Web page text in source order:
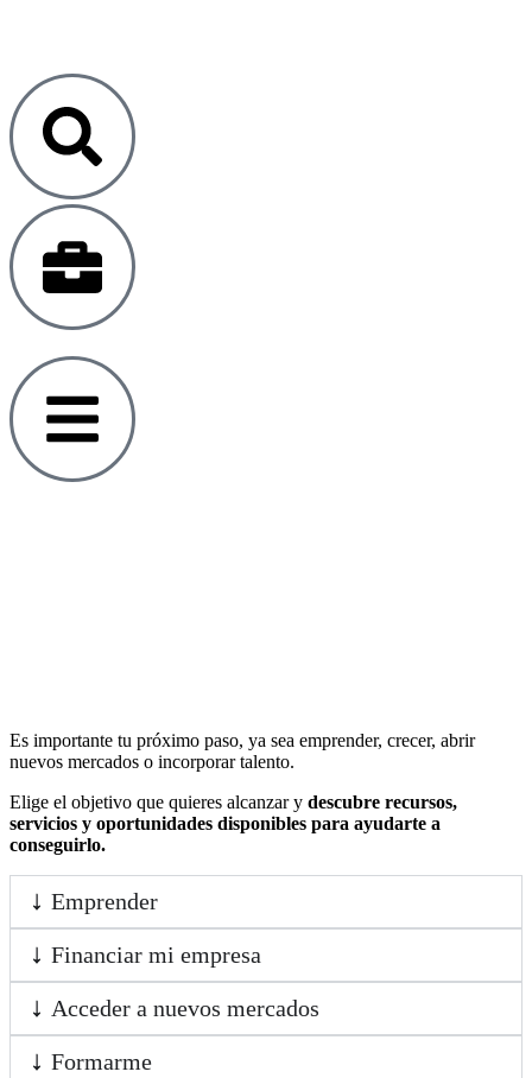
Es importante tu próximo paso, ya sea emprender, crecer, abrir
nuevos mercados o incorporar talento.
Elige el objetivo que quieres alcanzar y descubre recursos,
servicios y oportunidades disponibles para ayudarte a
conseguirlo.
Emprender
Financiar mi empresa
Acceder a nuevos mercados
Formarme